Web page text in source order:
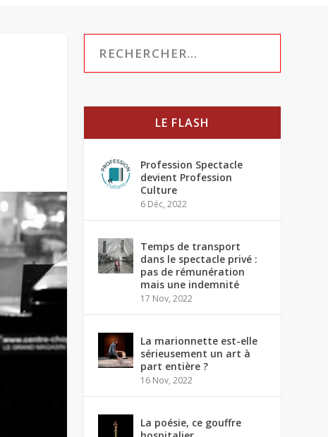
LE FLASH
Profession Spectacle
devient Profession
Culture
6 Déc, 2022
Temps de transport
dans le spectacle privé :
pas de rémunération
mais une indemnité
17 Nov, 2022
La marionnette est-elle
sérieusement un art à
part entière ?
16 Nov, 2022
La poésie, ce gouffre